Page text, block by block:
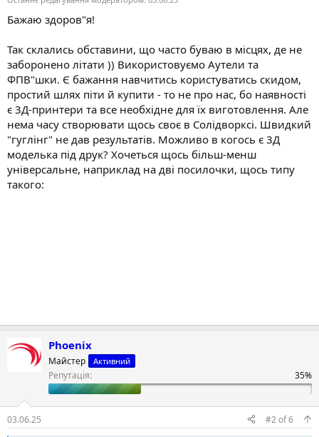
і
Бажаю здоров"я!
Так склались обставини, що часто буваю в місцях, де не
заборонено літати )) Використовуємо Аутели та
ФПВ"шки. Є бажання навчитись користуватись скидом,
простий шлях піти й купити - то не про нас, бо наявності
є 3Д-принтери та все необхідне для їх виготовлення. Але
нема часу створювати щось своє в Солідворксі. Швидкий
"гуглінг" не дав результатів. Можливо в когось є 3Д
моделька під друк? Хочеться щось більш-менш
універсальне, наприклад на дві посилочки, щось типу
такого:
Phoenix
Майстер Активний
Репутація:
03.06.25 #2of6